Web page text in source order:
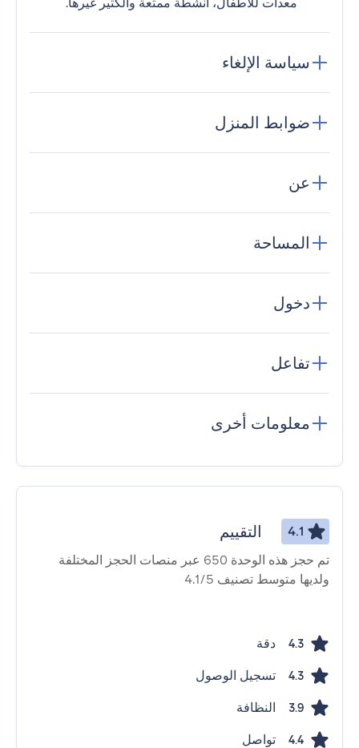
سياسة الإلغاء
ضوابط المنزل
عن
المساحة
دخول
تفاعل
معلومات أخرى
4.1 التقييم
تم حجز هذه الوحدة 650 عبر منصات الحجز المختلفة
ولديها متوسط ​​تصنيف 4.1/5
4.3 دقة
4.3 تسجيل الوصول
3.9 النظافة
4.4 تواصل